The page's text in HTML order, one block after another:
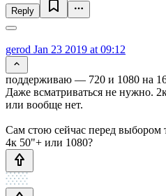
Reply
gerod Jan 23 2019 at 09:12
поддерживаю — 720 и 1080 на
Даже всматриваться не нужно.
или вообще нет.
Сам стою сейчас перед выбором
4к 50"+ или 1080?